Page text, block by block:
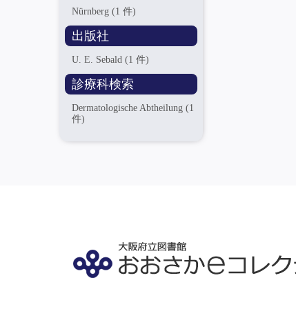
Nürnberg(1 件)
出版社
U. E. Sebald(1 件)
診療科検索
Dermatologische Abtheilung(1
件)